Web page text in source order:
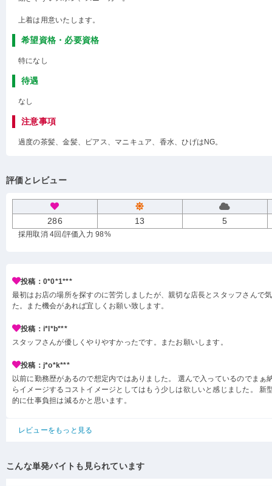
上着は用意いたします。
希望資格・必要資格
特になし
待遇
なし
注意事項
過度の茶髪、金髪、ピアス、マニキュア、香水、ひげはNG。
評価とレビュー
286 13 5
採用取消 4回 /評価入力 98%
投稿：0*0*1***
最初はお店の場所を探すのに苦労しましたが、親切な店長とスタッフさんで
た。また機会があれば宜しくお願い致します。
投稿：i*l*b***
スタッフさんが優しくやりやすかったです。またお願いします。
投稿：j*o*k***
以前に勤務歴があるので想定内ではありました。 選んで入っているのでまぁ
らイメージするコストイメージとしてはもう少しは欲しいと感じました。 新
的に仕事負担は減るかと思います。
レビューをもっと見る
こんな単発バイトも見られています